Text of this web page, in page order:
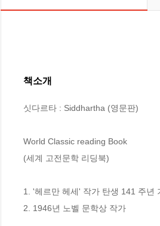
책소개
싯다르타 : Siddhartha (영문판)
World Classic reading Book
(세계 고전문학 리딩북)
1. '헤르만 헤세' 작가 탄생 141 주년
2. 1946년 노벨 문학상 작가